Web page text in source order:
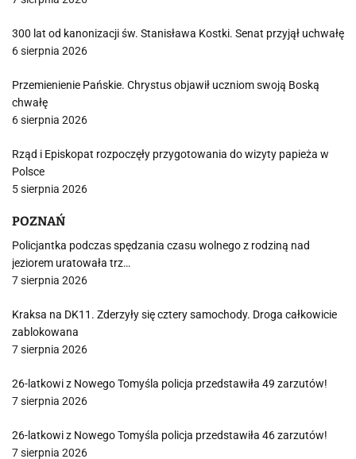
300 lat od kanonizacji św. Stanisława Kostki. Senat przyjął uchwałę
6 sierpnia 2026
Przemienienie Pańskie. Chrystus objawił uczniom swoją Boską
chwałę
6 sierpnia 2026
Rząd i Episkopat rozpoczęły przygotowania do wizyty papieża w
Polsce
5 sierpnia 2026
POZNAŃ
Policjantka podczas spędzania czasu wolnego z rodziną nad
jeziorem uratowała trz…
7 sierpnia 2026
Kraksa na DK11. Zderzyły się cztery samochody. Droga całkowicie
zablokowana
7 sierpnia 2026
26-latkowi z Nowego Tomyśla policja przedstawiła 49 zarzutów!
7 sierpnia 2026
26-latkowi z Nowego Tomyśla policja przedstawiła 46 zarzutów!
7 sierpnia 2026